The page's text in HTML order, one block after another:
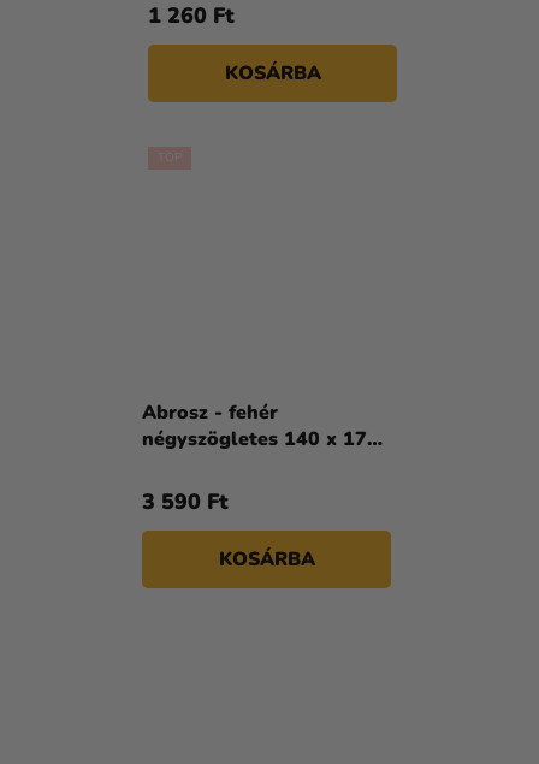
1 260 Ft
KOSÁRBA
Abrosz - fehér
négyszögletes 140 x 170
3 590 Ft
KOSÁRBA